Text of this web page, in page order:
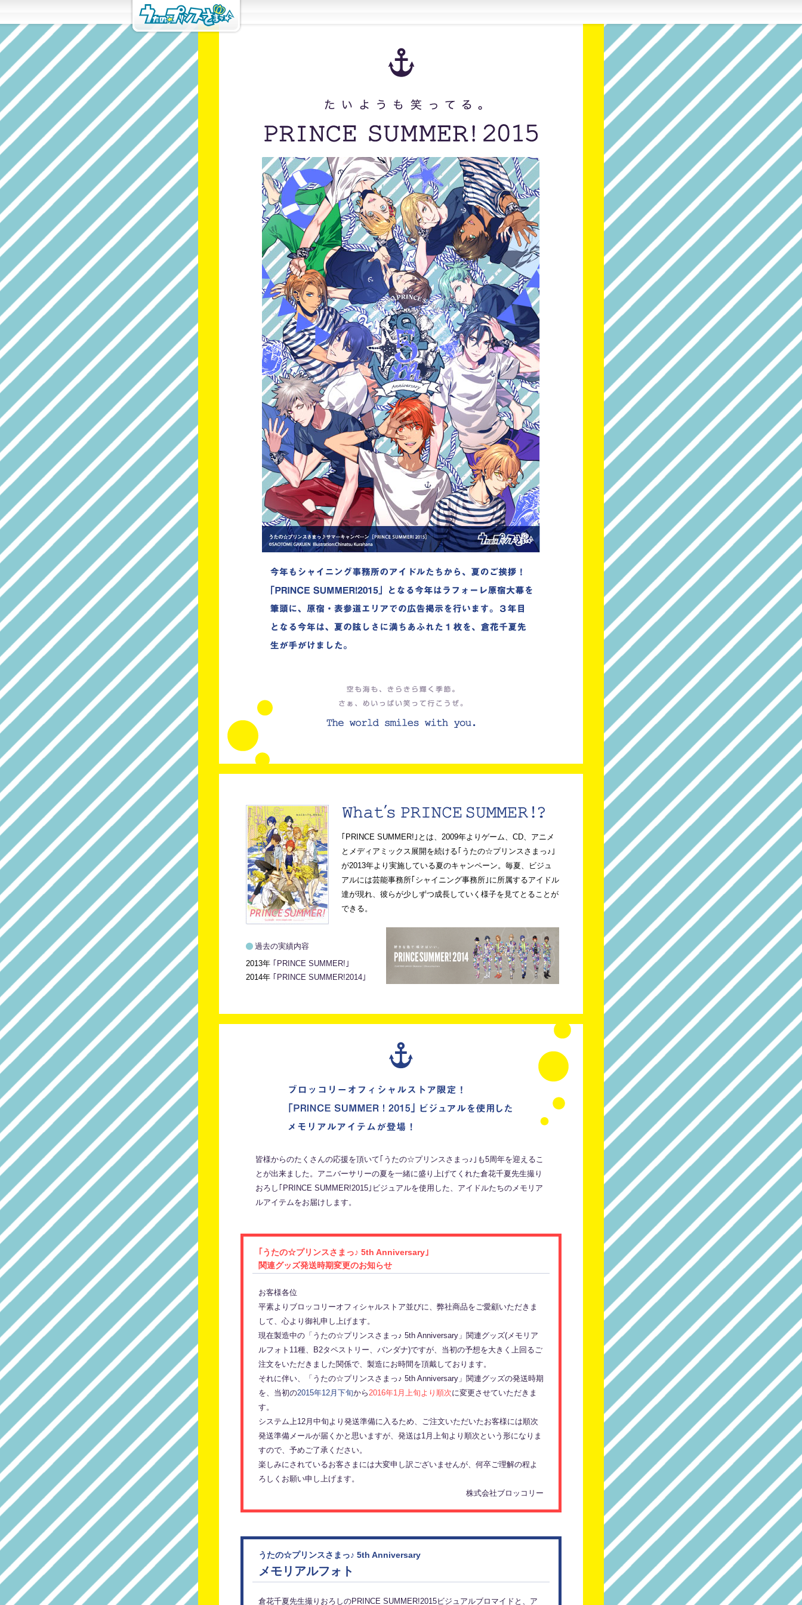
｢PRINCE SUMMER!｣とは、2009年よりゲーム、CD、アニメ
とメディアミックス展開を続ける｢うたの☆プリンスさまっ♪｣
が2013年より実施している夏のキャンペーン。毎夏、ビジュ
アルには芸能事務所｢シャイニング事務所｣に所属するアイドル
達が現れ、彼らが少しずつ成長していく様子を見てとることが
できる。
過去の実績内容
2013年 ｢PRINCE SUMMER!｣
2014年 ｢PRINCE SUMMER!2014｣
皆様からのたくさんの応援を頂いて｢うたの☆プリンスさまっ♪｣も5周年を迎えるこ
とが出来ました。アニバーサリーの夏を一緒に盛り上げてくれた倉花千夏先生撮り
おろし｢PRINCE SUMMER!2015｣ビジュアルを使用した、アイドルたちのメモリア
ルアイテムをお届けします。
｢うたの☆プリンスさまっ♪ 5th Anniversary｣
関連グッズ発送時期変更のお知らせ
お客様各位
平素よりブロッコリーオフィシャルストア並びに、弊社商品をご愛顧いただきま
して、心より御礼申し上げます。
現在製造中の「うたの☆プリンスさまっ♪ 5th Anniversary」関連グッズ(メモリア
ルフォト11種、B2タペストリー、バンダナ)ですが、当初の予想を大きく上回るご
注文をいただきました関係で、製造にお時間を頂戴しております。
それに伴い、「うたの☆プリンスさまっ♪ 5th Anniversary」関連グッズの発送時期
を、当初の2015年12月下旬から2016年1月上旬より順次に変更させていただきま
す。
システム上12月中旬より発送準備に入るため、ご注文いただいたお客様には順次
発送準備メールが届くかと思いますが、発送は1月上旬より順次という形になりま
すので、予めご了承ください。
楽しみにされているお客さまには大変申し訳ございませんが、何卒ご理解の程よ
ろしくお願い申し上げます。
株式会社ブロッコリー
うたの☆プリンスさまっ♪ 5th Anniversary
メモリアルフォト
倉花千夏先生撮りおろしのPRINCE SUMMER!2015ビジュアルブロマイドと、ア